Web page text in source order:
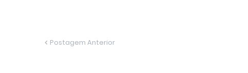
Postagem Anterior